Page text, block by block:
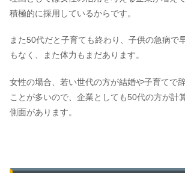
積極的に採用しているからです。
また50代だと子育ても終わり、子供の急病で
もなく、また体力もまだあります。
女性の場合、若い世代の方が結婚や子育てで
ことが多いので、企業としても50代の方が計
側面があります。